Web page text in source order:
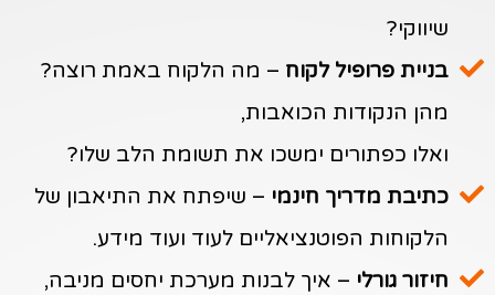
שיווקי?
בניית פרופיל לקוח – מה הלקוח באמת רוצה?
מהן הנקודות הכואבות,
ואלו כפתורים ימשכו את תשומת הלב שלו?
כתיבת מדריך חינמי – שיפתח את התיאבון של
הלקוחות הפוטנציאליים לעוד ועוד מידע.
חיזור גורלי – איך לבנות מערכת יחסים מניבה,